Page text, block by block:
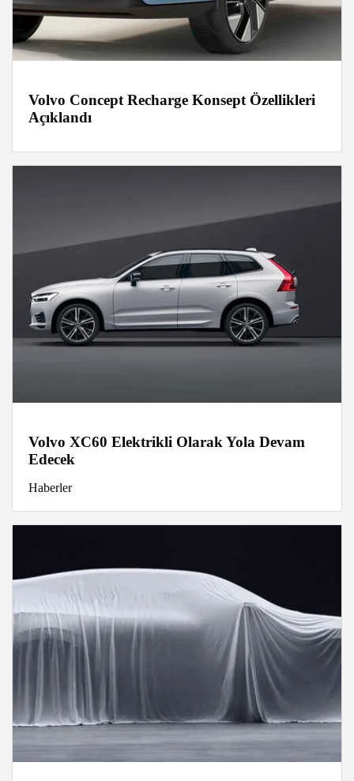
Volvo Concept Recharge Konsept Özellikleri
Açıklandı
Volvo XC60 Elektrikli Olarak Yola Devam
Edecek
Haberler